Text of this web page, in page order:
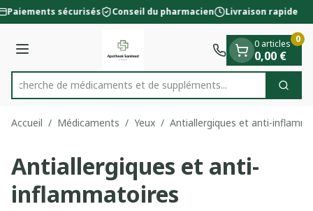
Aller au contenu
1 de 1
Paiements sécurisés Conseil du pharmacien Livraison rapide
Menu
Rechercher
Recherche de médicaments et de s
0 articles
0,00 €
0
Accueil / Médicaments / Yeux / Antiallergiques et anti-
Antiallergiques et anti-
inflammatoires